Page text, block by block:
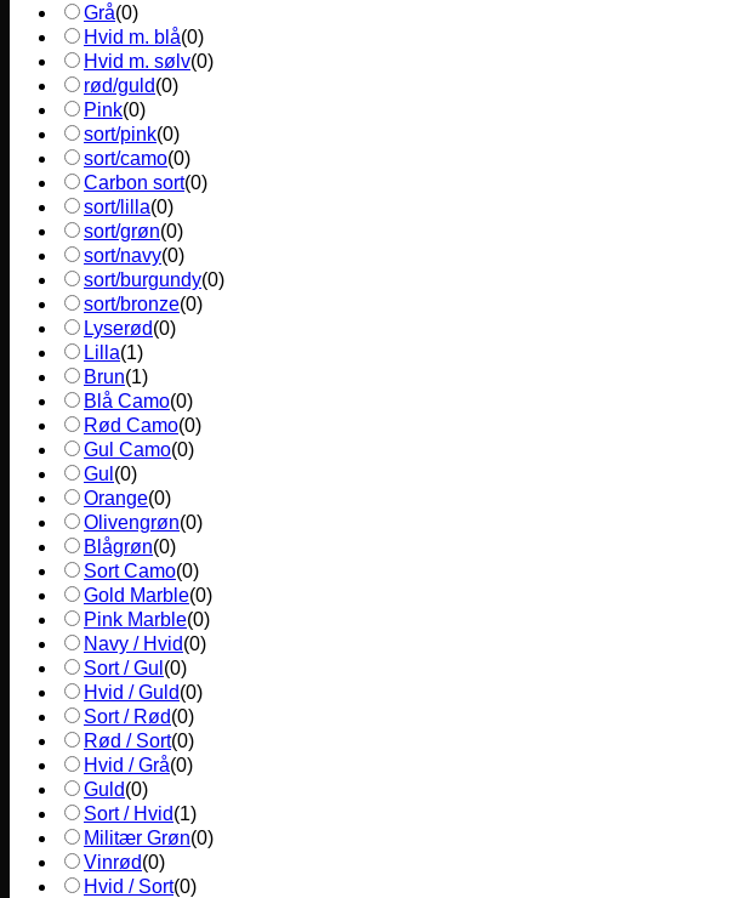
Grå(0)
Hvid m. blå(0)
Hvid m. sølv(0)
rød/guld(0)
Pink(0)
sort/pink(0)
sort/camo(0)
Carbon sort(0)
sort/lilla(0)
sort/grøn(0)
sort/navy(0)
sort/burgundy(0)
sort/bronze(0)
Lyserød(0)
Lilla(1)
Brun(1)
Blå Camo(0)
Rød Camo(0)
Gul Camo(0)
Gul (0)
Orange(0)
Olivengrøn(0)
Blågrøn(0)
Sort Camo(0)
Gold Marble(0)
Pink Marble(0)
Navy / Hvid(0)
Sort / Gul (0)
Hvid / Guld(0)
Sort / Rød(0)
Rød / Sort(0)
Hvid / Grå(0)
Guld(0)
Sort / Hvid(1)
Militær Grøn(0)
Vinrød(0)
Hvid / Sort(0)